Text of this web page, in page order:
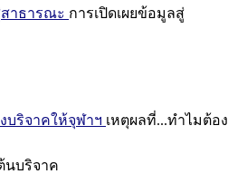
สาธารณะ การเปิดเผยข้อมูลสู่
บริจาคให้จุฬาฯ เหตุผลที่...ทำไมต้อง
นบริจาค